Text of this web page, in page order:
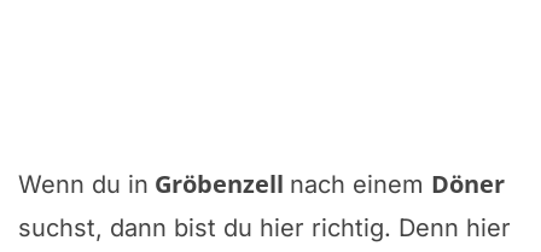
Wenn du in Gröbenzell nach einem Döner
suchst, dann bist du hier richtig. Denn hier